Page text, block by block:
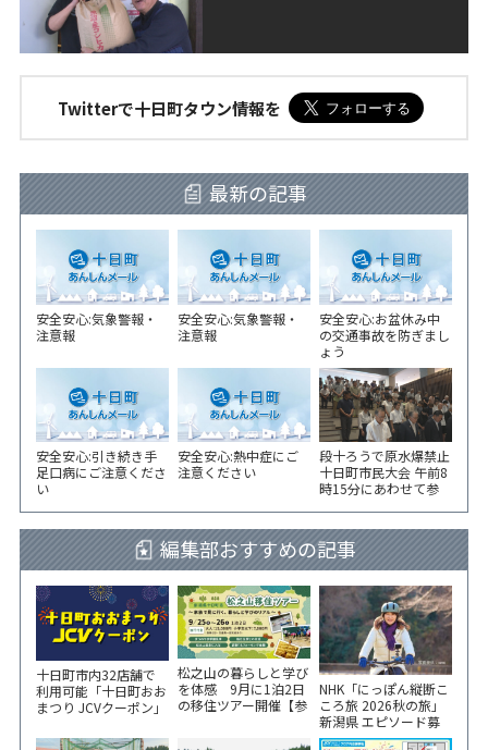
Twitterで十日町タウン情報を
最新の記事
安全安心:気象警報・
注意報
安全安心:気象警報・
注意報
安全安心:お盆休み中
の交通事故を防ぎまし
ょう
安全安心:引き続き手
足口病にご注意くださ
い
安全安心:熱中症にご
注意ください
段十ろうで原水爆禁止
十日町市民大会 午前8
時15分にあわせて参
編集部おすすめの記事
十日町市内32店舗で
利用可能「十日町おお
まつり JCVクーポン」
い！
松之山の暮らしと学び
を体感 9月に1泊2日
の移住ツアー開催【参
NHK「にっぽん縦断こ
ころ旅 2026秋の旅」
新潟県 エピソード募
集中！